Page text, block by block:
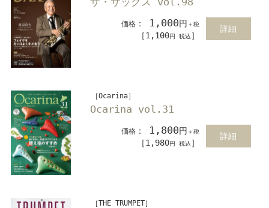
価格 ： 1,000円 ＋税
［1,100円 税込 ］
詳細
［Ocarina］
Ocarina vol.31
価格 ： 1,800円 ＋税
［1,980円 税込 ］
詳細
［THE TRUMPET］